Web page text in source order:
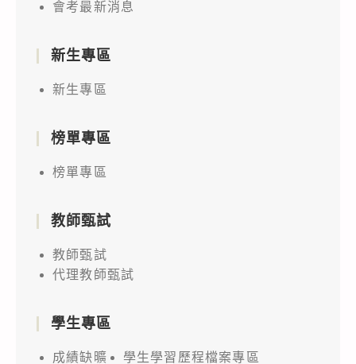
會考最新消息
新生專區
新生專區
榜單專區
榜單專區
教師甄試
教師甄試
代理教師甄試
學生專區
成績缺曠
學生學習歷程檔案專區